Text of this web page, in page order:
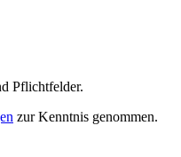
Pflichtfelder.
zur Kenntnis genommen.